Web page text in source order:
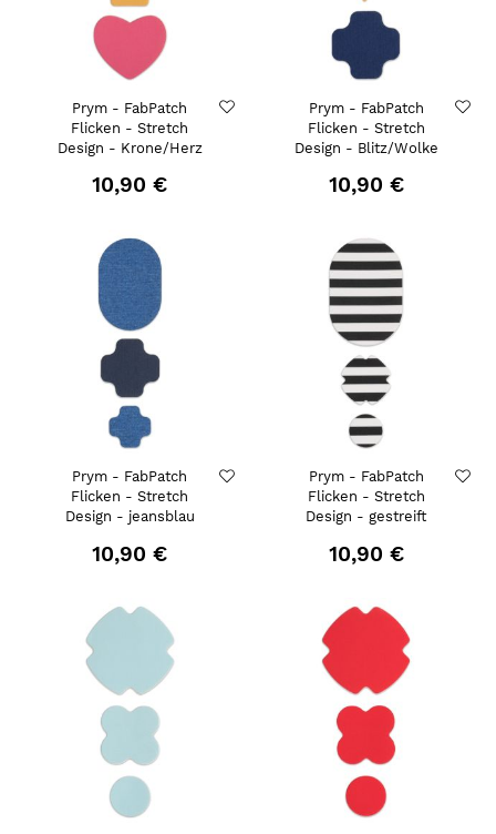
Prym - FabPatch
Flicken - Stretch
Design - Krone/Herz
10,90 €
Prym - FabPatch
Flicken - Stretch
Design - Blitz/Wolke
10,90 €
Prym - FabPatch
Flicken - Stretch
Design - jeansblau
10,90 €
Prym - FabPatch
Flicken - Stretch
Design - gestreift
10,90 €